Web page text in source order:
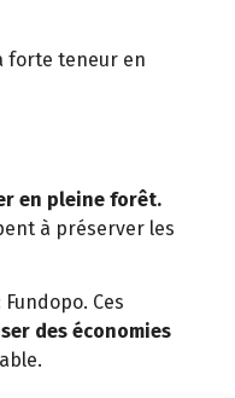
forte teneur en
en pleine forêt.
à préserver les
Ces
des économies